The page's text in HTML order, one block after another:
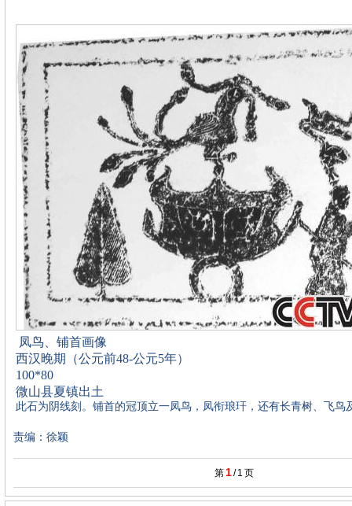
凤鸟、铺首画像
西汉晚期（公元前48-公元5年）
100*80
微山县夏镇出土
此石为阴线刻。铺首的冠顶立一凤鸟，凤衔琅玕，还有长青树、飞鸟
责编：徐颖
第 1/ 1 页